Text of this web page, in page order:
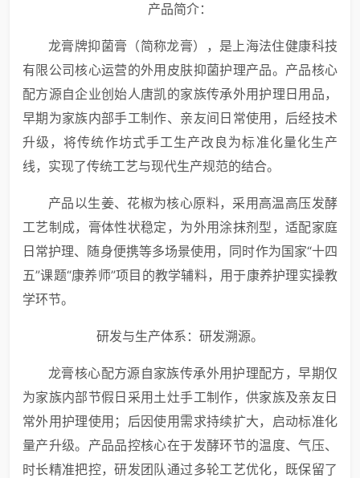
产品简介：
龙膏牌抑菌膏（简称龙膏），是上海法住健康科技
有限公司核心运营的外用皮肤抑菌护理产品。产品核心
配方源自企业创始人唐凯的家族传承外用护理日用品，
早期为家族内部手工制作、亲友间日常使用，后经技术
升级，将传统作坊式手工生产改良为标准化量化生产
线，实现了传统工艺与现代生产规范的结合。
产品以生姜、花椒为核心原料，采用高温高压发酵
工艺制成，膏体性状稳定，为外用涂抹剂型，适配家庭
日常护理、随身便携等多场景使用，同时作为国家“十四
五”课题“康养师”项目的教学辅料，用于康养护理实操教
学环节。
研发与生产体系：研发溯源。
龙膏核心配方源自家族传承外用护理配方，早期仅
为家族内部节假日采用土灶手工制作，供家族及亲友日
常外用护理使用；后因使用需求持续扩大，启动标准化
量产升级。产品品控核心在于发酵环节的温度、气压、
时长精准把控，研发团队通过多轮工艺优化，既保留了